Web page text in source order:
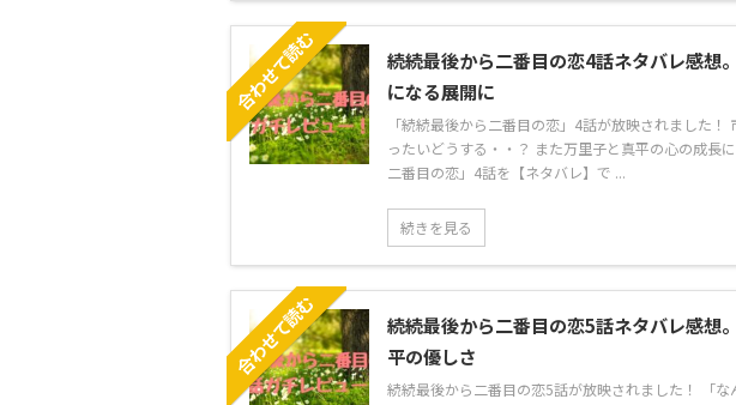
合わせて読む
続続最後から二番目の恋4話ネタバレ感想
になる展開に
「続続最後から二番目の恋」4話が放映されました
ったいどうする・・？ また万里子と真平の心の成長
二番目の恋」4話を【ネタバレ】で ...
続きを見る
合わせて読む
続続最後から二番目の恋5話ネタバレ感想
平の優しさ
続続最後から二番目の恋5話が放映されました！ 「